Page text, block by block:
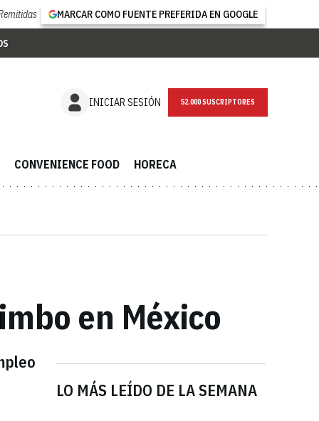
MARCAR COMO FUENTE PREFERIDA EN GOOGLE
INICIAR SESIÓN NEWSLETTER
CONVENIENCE FOOD HORECA
en México
LO MÁS LEÍDO DE LA SEMANA